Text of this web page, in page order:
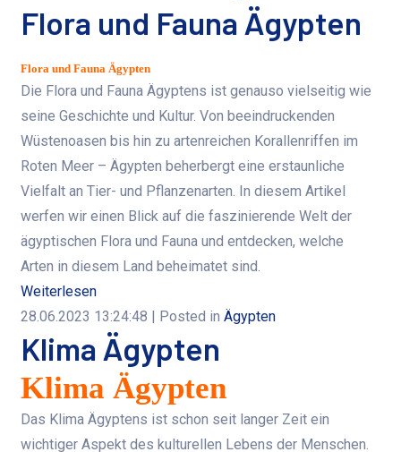
Flora und Fauna Ägypten
Flora und Fauna Ägypten
Die Flora und Fauna Ägyptens ist genauso vielseitig wie
seine Geschichte und Kultur. Von beeindruckenden
Wüstenoasen bis hin zu artenreichen Korallenriffen im
Roten Meer – Ägypten beherbergt eine erstaunliche
Vielfalt an Tier- und Pflanzenarten. In diesem Artikel
werfen wir einen Blick auf die faszinierende Welt der
ägyptischen Flora und Fauna und entdecken, welche
Arten in diesem Land beheimatet sind.
Weiterlesen
28.06.2023 13:24:48 | Posted inÄgypten
Klima Ägypten
Klima Ägypten
Das Klima Ägyptens ist schon seit langer Zeit ein
wichtiger Aspekt des kulturellen Lebens der Menschen.